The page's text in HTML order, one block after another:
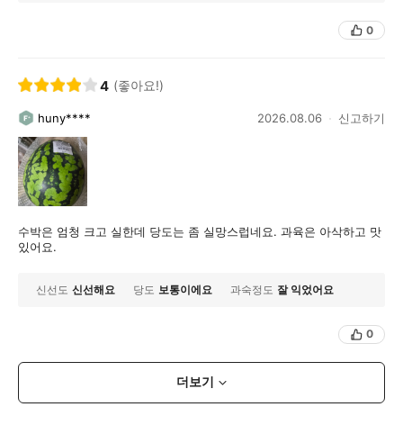
0
4 (좋아요!)
huny**** 2026.08.06 신고하기
수박은 엄청 크고 실한데 당도는 좀 실망스럽네요. 과육은 아삭하고 맛
있어요.
신선도 신선해요 당도 보통이에요 과숙정도 잘 익었어요
0
더보기